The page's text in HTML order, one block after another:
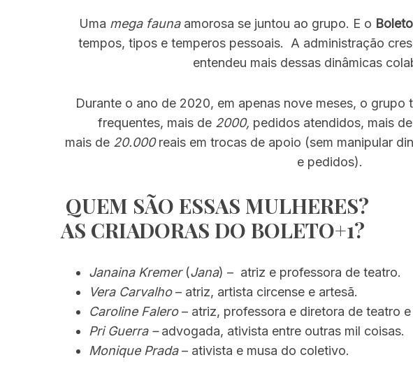
Uma mega faunaamorosa se juntou ao grupo. E o
tempos, tipos e temperos pessoais. A administração
entendeu mais dessas dinâmicas
Durante o ano de 2020, em apenas nove meses, o grupo
frequentes, mais de 2000, pedidos atendidos, mais de
mais de 20.000reais em trocas de apoio (sem manipular
e pedidos).
QUEM SÃO ESSAS MULHERES?
AS CRIADORAS DO BOLETO+1?
Janaina Kremer(Jana) – atriz e professora de teatro.
Vera Carvalho– atriz, artista circense e artesã.
Caroline Falero– atriz, professora e diretora de teatro e
Pri Guerra –advogada, ativista entre outras mil coisas.
Monique Prada– ativista e musa do coletivo.